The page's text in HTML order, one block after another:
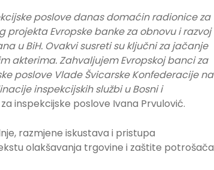
poslove danas domaćin radionice za
Evropske banke za obnovu i razvoj
u BiH. Ovakvi susreti su ključni za jačanje
akterima. Zahvaljujem Evropskoj banci za
poslove Vlade Švicarske Konfederacije na
inspekcijskih službi u Bosni i
inspekcijske poslove Ivana Prvulović.
razmjene iskustava i pristupa
olakšavanja trgovine i zaštite potrošača